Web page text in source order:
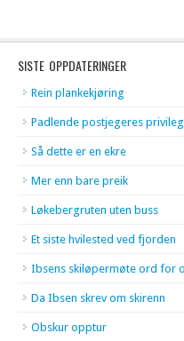
SISTE OPPDATERINGER
Rein plankekjøring
Padlende postjegeres
Så dette er en ekre
Mer enn bare preik
Løkebergruten uten buss
Et siste hvilested ved fjorden
Ibsens skiløpermøte ord for
Da Ibsen skrev om skirenn
Obskur opptur